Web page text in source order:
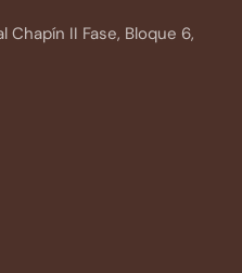
Chapín II Fase, Bloque 6,